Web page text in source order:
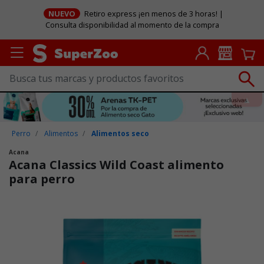
NUEVO
Retiro express ¡en menos de 3 horas! |
Consulta disponibilidad al momento de la compra
Perro Alimentos Alimentos seco
Acana
Acana Classics Wild Coast alimento
para perro